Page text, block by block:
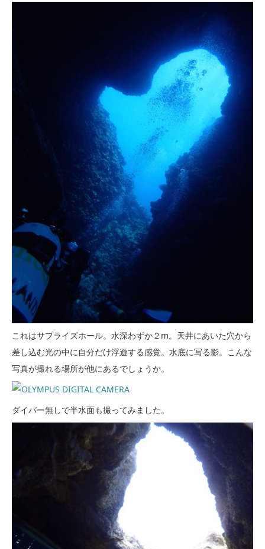
これはサプライズホール。水深わずか２m。天井にあいた穴から
差し込む光の中に自分だけ浮遊する感覚。水底に写る影。こんな
写真が撮れる場所が他にあるでしょうか。
ダイバー無しで半水面も撮ってみました。